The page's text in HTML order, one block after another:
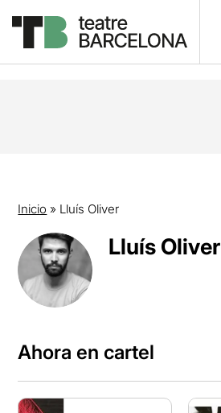
Inicio » Lluís Oliver
Lluís Oliver
Ahora en cartel